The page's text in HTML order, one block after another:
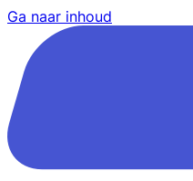
Ga naar inhoud